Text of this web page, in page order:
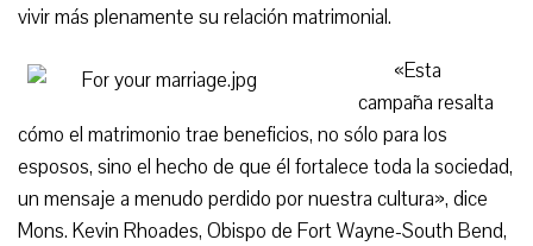
vivir más plenamente su relación matrimonial.
«Esta
campaña resalta
cómo el matrimonio trae beneficios, no sólo para los
esposos, sino el hecho de que él fortalece toda la sociedad,
un mensaje a menudo perdido por nuestra cultura», dice
Mons. Kevin Rhoades, Obispo de Fort Wayne-South Bend,